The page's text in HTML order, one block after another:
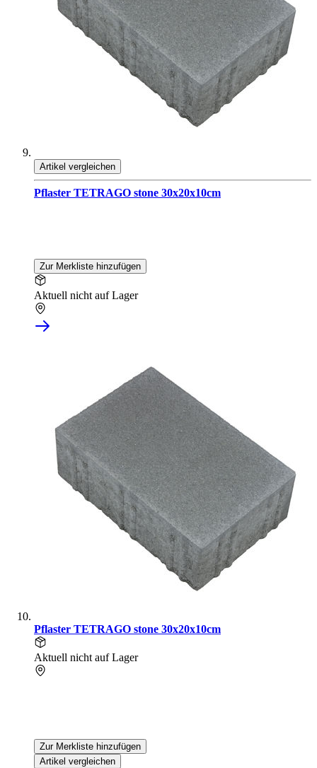
Artikel vergleichen
Pflaster TETRAGO stone 30x20x10cm
Zur Merkliste hinzufügen
Aktuell nicht auf Lager
Pflaster TETRAGO stone 30x20x10cm
Aktuell nicht auf Lager
Zur Merkliste hinzufügen
Artikel vergleichen